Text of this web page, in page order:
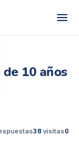
10 años
38 visitas0